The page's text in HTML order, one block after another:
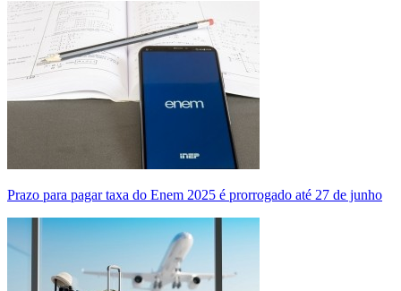
Prazo para pagar taxa do Enem 2025 é prorrogado até 27 de junho